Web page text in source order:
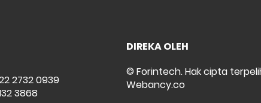
2732 0939
3868
DIREKA OLEH
© Forintech. Hak cipta
Webancy.co